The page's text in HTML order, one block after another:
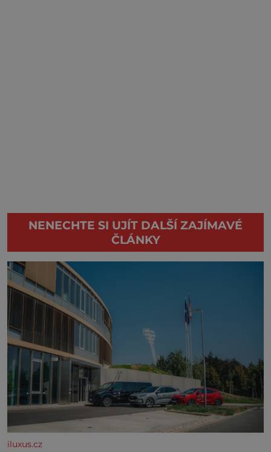
NENECHTE SI UJÍT DALŠÍ ZAJÍMAVÉ
ČLÁNKY
iluxus.cz